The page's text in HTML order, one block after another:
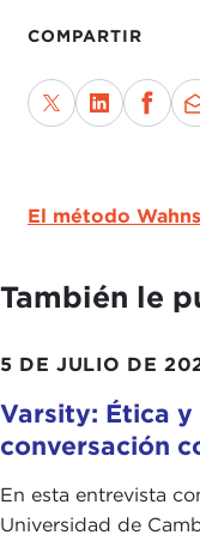
COMPARTIR
El método
También le
5 DE JULIO DE
Varsity: Ética
conversación
En esta entrevista
Universidad de